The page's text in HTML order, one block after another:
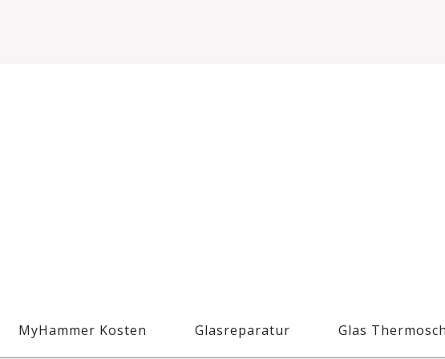
MyHammer Kosten Glasreparatur Glas